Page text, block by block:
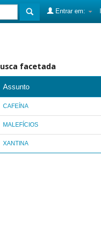
Entrar em:
facetada
Assunto
CAFEÍNA
MALEFÍCIOS
XANTINA